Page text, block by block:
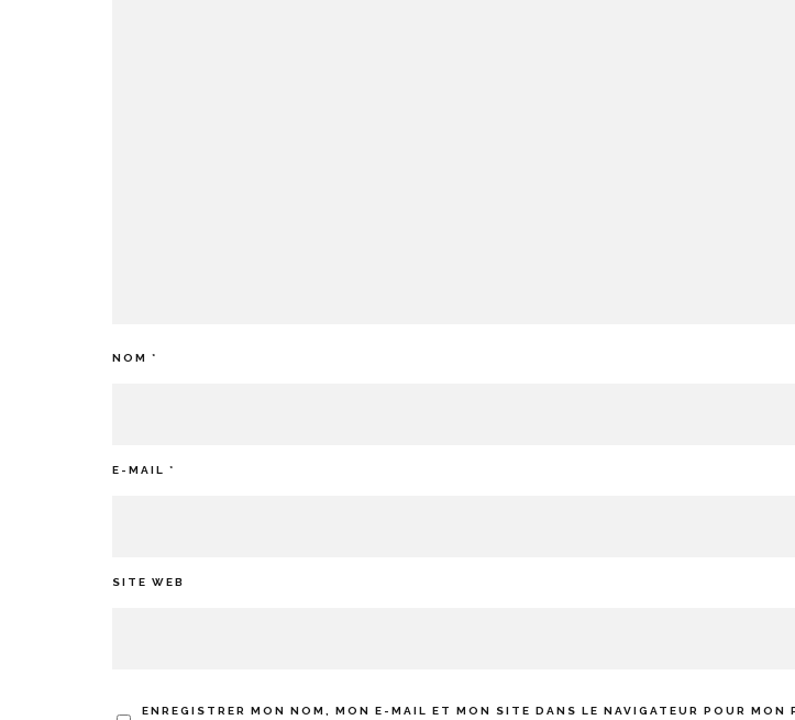
NOM *
E-MAIL *
SITE WEB
ENREGISTRER MON NOM, MON E-MAIL ET MON SITE DANS LE NAVIGATEUR POUR MON